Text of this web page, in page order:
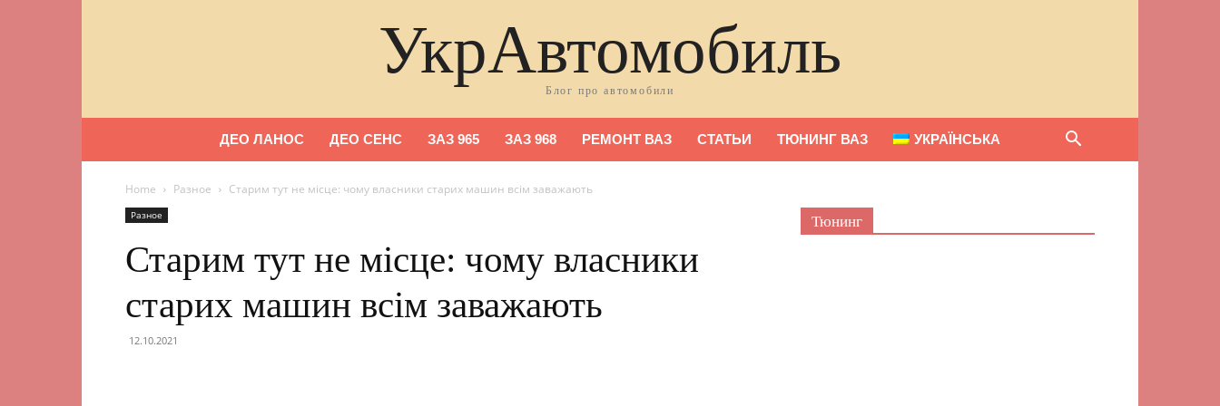
УкрАвтомобиль
Блог про автомобили
ДЕО ЛАНОС ДЕО СЕНС ЗАЗ 965 ЗАЗ 968 РЕМОНТ ВАЗ СТАТЬИ ТЮНИНГ ВАЗ УКРАЇНСЬКА
Home Разное Старим тут не місце: чому власники старих машин всім заважають
Разное
Старим тут не місце: чому власники
старих машин всім заважають
12.10.2021
Тюнинг